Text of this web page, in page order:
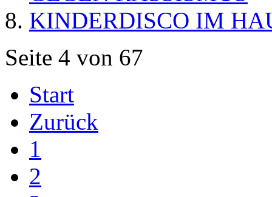
KINDERDISCO IM
Seite 4 von 67
Start
Zurück
1
2